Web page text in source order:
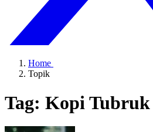
Home
Topik
Tag: Kopi Tubruk